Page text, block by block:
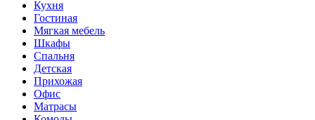
Кухня
Гостиная
Мягкая мебель
Шкафы
Спальня
Детская
Прихожая
Офис
Матрасы